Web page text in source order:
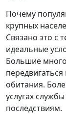
Почему
крупных
Связано это с
идеальные
Большие
обитания.
услугах
последствиям.